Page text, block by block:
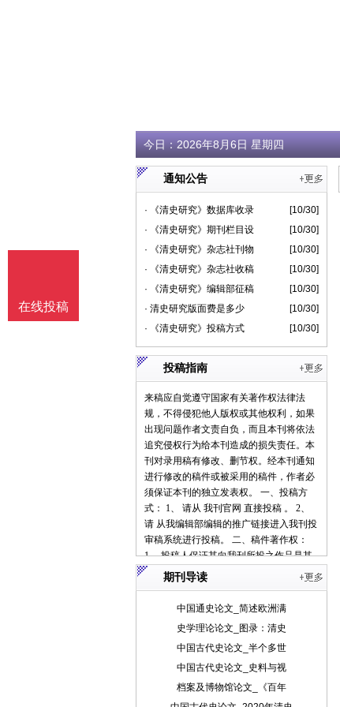
今日：2026年8月6日 星期四
通知公告
· 《清史研究》数据库收录
[10/30]
· 《清史研究》期刊栏目设
[10/30]
· 《清史研究》杂志社刊物
[10/30]
· 《清史研究》杂志社收稿
[10/30]
· 《清史研究》编辑部征稿
[10/30]
· 清史研究版面费是多少
[10/30]
· 《清史研究》投稿方式
[10/30]
投稿指南
来稿应自觉遵守国家有关著作权法律法
规，不得侵犯他人版权或其他权利，如果
出现问题作者文责自负，而且本刊将依法
追究侵权行为给本刊造成的损失责任。本
刊对录用稿有修改、删节权。经本刊通知
进行修改的稿件或被采用的稿件，作者必
须保证本刊的独立发表权。 一、投稿方
式： 1、 请从 我刊官网 直接投稿 。 2、
请 从我编辑部编辑的推广链接进入我刊投
审稿系统进行投稿。 二、稿件著作权：
1、 投稿人保证其向我刊所投之作品是其
本人或与他人合作创作之成果，或对所投
品提出可成立之权利主张。 2、 投稿人保
发表。 3、 投稿人保证其作品不含有违反
宪法、法律及损害社会公共利益之内容。
4、 投稿人向我刊所投之作品不得同时向
第三方投送，即不允许一稿多投。 5、 投
期刊导读
中国通史论文_简述欧洲满
史学理论论文_图录：清史
中国古代史论文_半个多世
中国古代史论文_史料与视
档案及博物馆论文_《百年
在线投稿